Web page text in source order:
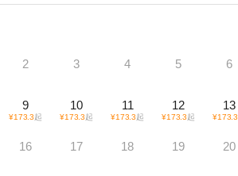
2 3 4 5 6
9
¥173.3起
10
¥173.3起
11
¥173.3起
12
¥173.3起
13
¥173.3
16 17 18 19 20